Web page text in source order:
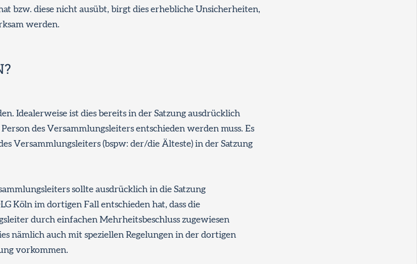
bzw. diese nicht ausübt, birgt dies erhebliche Unsicherheiten,
werden.
Idealerweise ist dies bereits in der Satzung ausdrücklich
des Versammlungsleiters entschieden werden muss. Es
Versammlungsleiters (bspw: der/die Älteste) in der Satzung
sollte ausdrücklich in die Satzung
Köln im dortigen Fall entschieden hat, dass die
durch einfachen Mehrheitsbeschluss zugewiesen
nämlich auch mit speziellen Regelungen in der dortigen
vorkommen.